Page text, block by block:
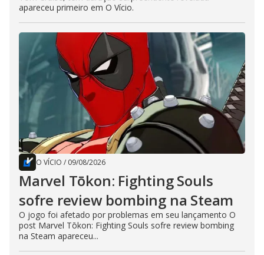
apareceu primeiro em O Vício.
O VÍCIO / 09/08/2026
Marvel Tōkon: Fighting Souls
sofre review bombing na Steam
O jogo foi afetado por problemas em seu lançamento O
post Marvel Tōkon: Fighting Souls sofre review bombing
na Steam apareceu...